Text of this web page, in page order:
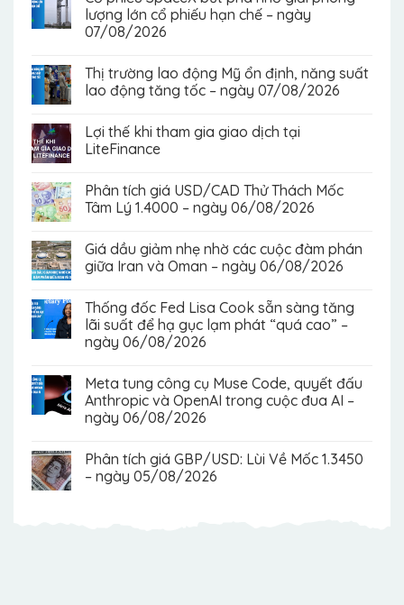
lượng lớn cổ phiếu hạn chế – ngày
07/08/2026
Thị trường lao động Mỹ ổn định, năng suất
lao động tăng tốc – ngày 07/08/2026
Lợi thế khi tham gia giao dịch tại
LiteFinance
Phân tích giá USD/CAD Thử Thách Mốc
Tâm Lý 1.4000 – ngày 06/08/2026
Giá dầu giảm nhẹ nhờ các cuộc đàm phán
giữa Iran và Oman – ngày 06/08/2026
Thống đốc Fed Lisa Cook sẵn sàng tăng
lãi suất để hạ gục lạm phát “quá cao” –
ngày 06/08/2026
Meta tung công cụ Muse Code, quyết đấu
Anthropic và OpenAI trong cuộc đua AI –
ngày 06/08/2026
Phân tích giá GBP/USD: Lùi Về Mốc 1.3450
– ngày 05/08/2026